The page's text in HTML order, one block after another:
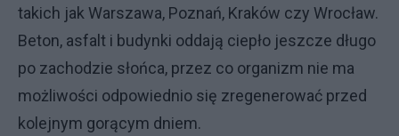
takich jak Warszawa, Poznań, Kraków czy Wrocław.
Beton, asfalt i budynki oddają ciepło jeszcze długo
po zachodzie słońca, przez co organizm nie ma
możliwości odpowiednio się zregenerować przed
kolejnym gorącym dniem.